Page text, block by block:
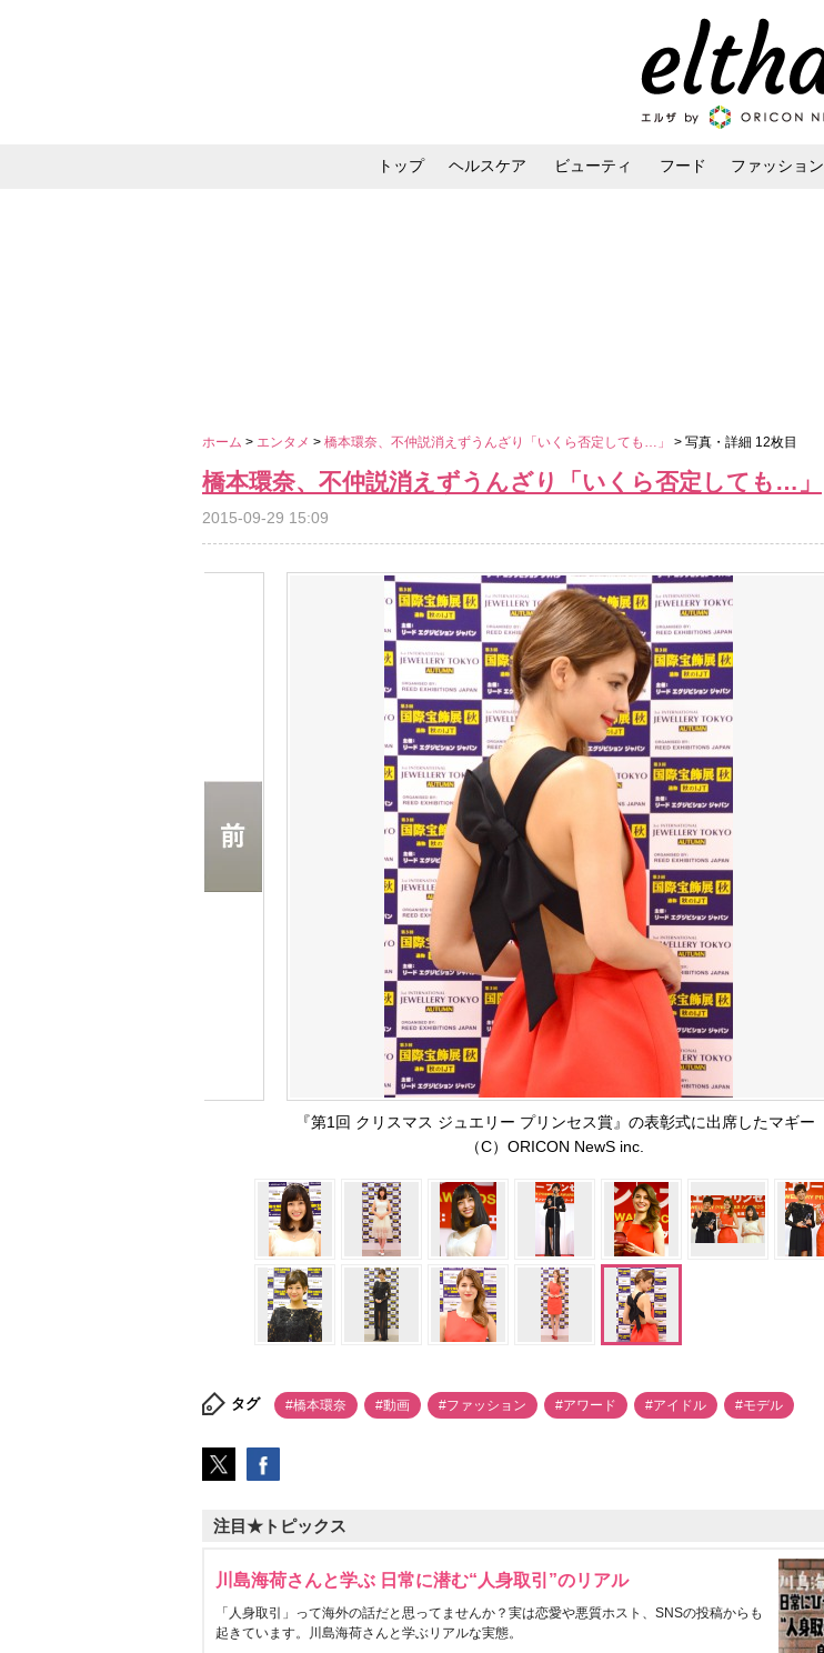
トップ ヘルスケア ビューティ フード ファッション
ホーム > エンタメ > 橋本環奈、不仲説消えずうんざり「いくら否定しても…」 > 写真・詳細 12枚目
橋本環奈、不仲説消えずうんざり「いくら否定しても…」
2015-09-29 15:09
『第1回 クリスマス ジュエリー プリンセス賞』の表彰式に出席したマギー
（C）ORICON NewS inc.
タグ #橋本環奈 #動画 #ファッション #アワード #アイドル #モデル
注目★トピックス
川島海荷さんと学ぶ 日常に潜む“人身取引”のリアル
「人身取引」って海外の話だと思ってませんか？実は恋愛や悪質ホスト、SNSの投稿からも
起きています。川島海荷さんと学ぶリアルな実態。